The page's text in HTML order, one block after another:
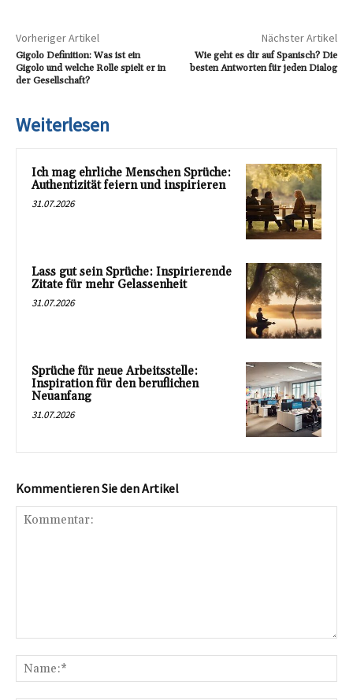
Vorheriger Artikel
Gigolo Definition: Was ist ein
Gigolo und welche Rolle spielt er in
der Gesellschaft?
Nächster Artikel
Wie geht es dir auf Spanisch? Die
besten Antworten für jeden Dialog
Weiterlesen
Ich mag ehrliche Menschen Sprüche:
Authentizität feiern und inspirieren
31.07.2026
Lass gut sein Sprüche: Inspirierende
Zitate für mehr Gelassenheit
31.07.2026
Sprüche für neue Arbeitsstelle:
Inspiration für den beruflichen
Neuanfang
31.07.2026
Kommentieren Sie den Artikel